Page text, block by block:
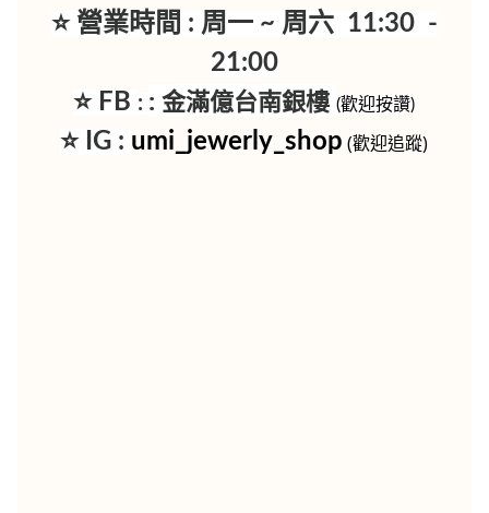
⭐ 營業時間 : 周一 ~ 周六 11:30 -
21:00
⭐ FB : :金滿億台南銀樓 (歡迎按讚)
⭐ IG : umi_jewerly_shop (歡迎追蹤)